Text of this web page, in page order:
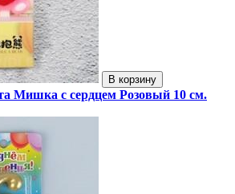
В корзину
Мишка с сердцем Розовый 10 см.